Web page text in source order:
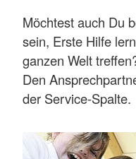
Möchtest auch Du
sein, Erste Hilfe
ganzen Welt
Den
der Service-Spalte.